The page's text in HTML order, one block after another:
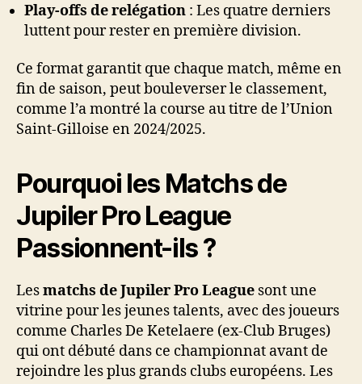
Play-offs de relégation : Les quatre derniers
luttent pour rester en première division.
Ce format garantit que chaque match, même en
fin de saison, peut bouleverser le classement,
comme l’a montré la course au titre de l’Union
Saint-Gilloise en 2024/2025.
Pourquoi les Matchs de
Jupiler Pro League
Passionnent-ils ?
Lesmatchs de Jupiler Pro League sont une
vitrine pour les jeunes talents, avec des joueurs
comme Charles De Ketelaere (ex-Club Bruges)
qui ont débuté dans ce championnat avant de
rejoindre les plus grands clubs européens. Les